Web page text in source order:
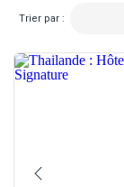
Trier par :